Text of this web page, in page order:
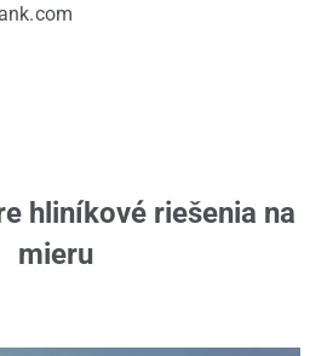
hliníkové riešenia na
mieru